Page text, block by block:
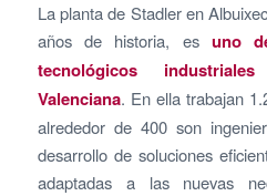
La planta de Stadler en
años de historia, es uno
tecnológicos
Valenciana. En ella trabajan
alrededor de 400 son
desarrollo de soluciones
adaptadas a las nuevas